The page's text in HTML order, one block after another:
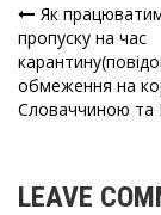
Навігація
записів
Як
пропуску на час
обмеження на
Словаччиною та
LEAVE